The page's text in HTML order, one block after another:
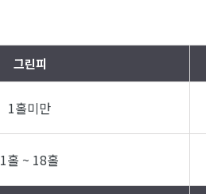
그린피
1홀미만
1홀 ~ 18홀